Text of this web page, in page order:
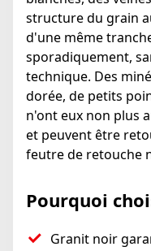
structure du grain
d'une même
sporadiquement,
technique. Des
dorée, de petits
n'ont eux non plus
et peuvent être
feutre de retouche
Pourquoi
Granit noir